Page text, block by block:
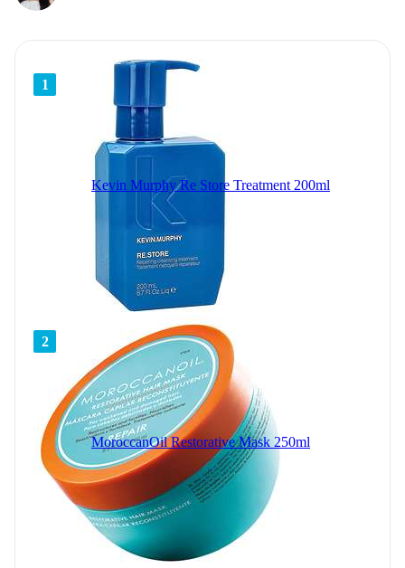
1
Kevin Murphy Re Store Treatment 200ml
2
MoroccanOil Restorative Mask 250ml